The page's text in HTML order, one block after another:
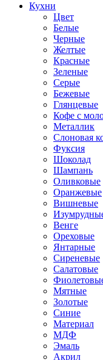
Кухни
Цвет
Белые
Черные
Желтые
Красные
Зеленые
Серые
Бежевые
Глянцевые
Кофе с
Металлик
Слоновая
Фуксия
Шоколад
Шампань
Оливковые
Оранжевые
Вишневые
Венге
Ореховые
Янтарные
Сиреневые
Салатовые
Мятные
Золотые
Синие
Материал
МДФ
Эмаль
Акрил